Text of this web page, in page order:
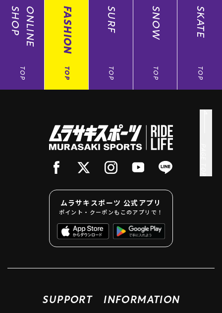
ONLINE
SHOP
TOP
FASHION
TOP
SURF
TOP
SNOW
TOP
SKATE
TOP
ムラサキスポーツ 公式アプリ
ポイント・クーポンもこのアプリで！
SUPPORT INFORMATION